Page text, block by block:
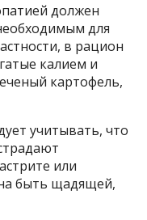
должен
для
в рацион
калием и
картофель,
учитывать, что
или
быть щадящей,